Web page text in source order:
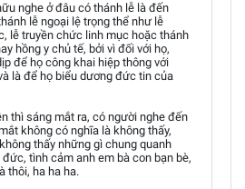
nghe ở đâu có thánh lễ là đến
lễ ngoại lệ trọng thể như lễ
lễ truyền chức linh mục hoặc thánh
hồng y chủ tế, bởi vì đối với họ,
để họ công khai hiệp thông với
là để họ biểu dương đức tin của
thì sáng mắt ra, có người nghe đến
không có nghĩa là không thấy,
thấy những gì chung quanh
tình cảm anh em bà con bạn bè,
thôi, ha ha ha.